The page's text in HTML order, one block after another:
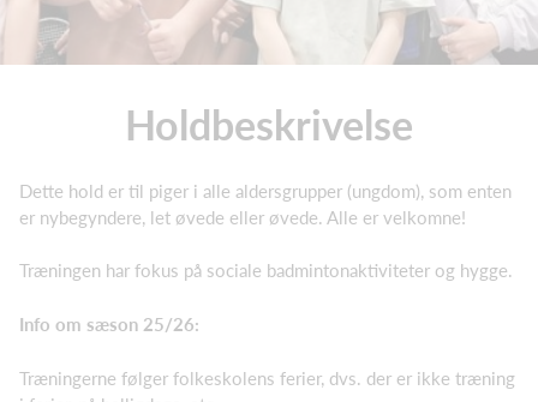
Holdbeskrivelse
Dette hold er til piger i alle aldersgrupper (ungdom), som enten
er nybegyndere, let øvede eller øvede. Alle er velkomne!
Træningen har fokus på sociale badmintonaktiviteter og hygge.
Info om sæson 25/26:
Træningerne følger folkeskolens ferier, dvs. der er ikke træning